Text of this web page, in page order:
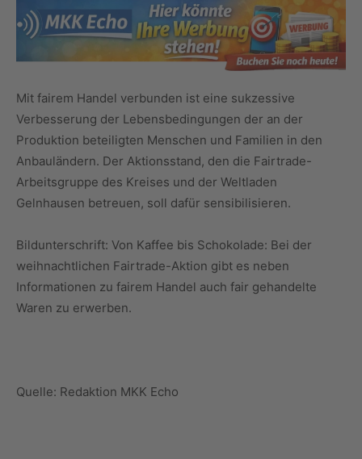
Mit fairem Handel verbunden ist eine sukzessive
Verbesserung der Lebensbedingungen der an der
Produktion beteiligten Menschen und Familien in den
Anbauländern. Der Aktionsstand, den die Fairtrade-
Arbeitsgruppe des Kreises und der Weltladen
Gelnhausen betreuen, soll dafür sensibilisieren.
Bildunterschrift: Von Kaffee bis Schokolade: Bei der
weihnachtlichen Fairtrade-Aktion gibt es neben
Informationen zu fairem Handel auch fair gehandelte
Waren zu erwerben.
Quelle: Redaktion MKK Echo